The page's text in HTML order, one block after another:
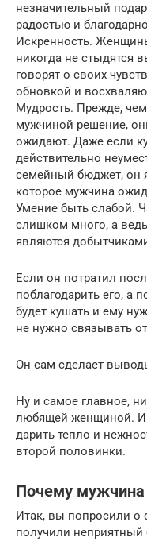
незначительный
радостью и
Искренность.
никогда не стыдятся
говорят о своих
обновкой и
Мудрость. Прежде,
мужчиной решение,
ожидают. Даже если
действительно
семейный бюджет, он
которое мужчина
Умение быть слабой.
слишком много, а
являются
Если он потратил
поблагодарить его, а
будет кушать и ему
не нужно связывать
Он сам сделает
Ну и самое главное,
любящей женщиной.
дарить тепло и
второй половинки.
Почему мужчина
Итак, вы попросили о
получили неприятный